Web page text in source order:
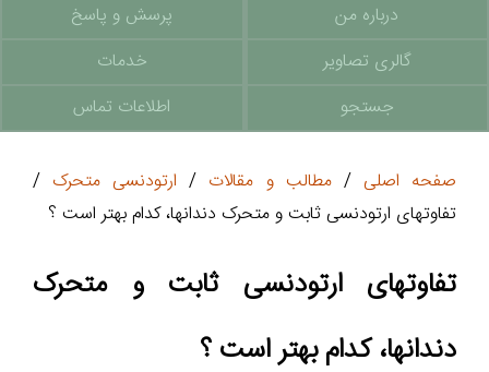
درباره من
پرسش و پاسخ
گالری تصاویر
خدمات
جستجو
اطلاعات تماس
صفحه اصلی /مطالب و مقالات / ارتودنسی متحرک /
تفاوتهای ارتودنسی ثابت و متحرک دندانها، کدام بهتر است ؟
تفاوتهای ارتودنسی ثابت و متحرک
دندانها، کدام بهتر است ؟